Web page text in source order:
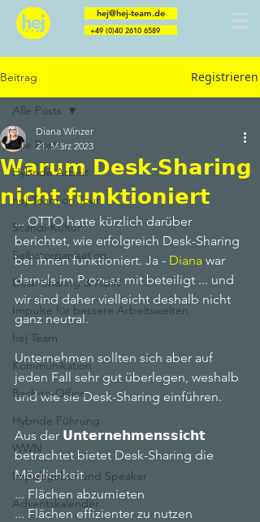
hej@hej-team.de
+49 (0)40 2610 6589
Berater | Trainer | Coaches | Speaker | Menschen
Beitrag Registrieren
Alle Posts
Hybride Arbeit
hej-Team on Tour
Scandi-Kultur
Selbstorganisation
Desk-Sharing & ABW
Impulse für bessere Arbeitswelten
hej Team
Kommunikation
Back-to-Office
Hybride Führung
WWN
Impulsgeber und Speaker
Adventskalender
Alle Posts
𝗪𝗮𝗿𝘂𝗺 𝗗𝗲𝘀𝗸-𝗦𝗵𝗮𝗿𝗶𝗻𝗴
𝗻𝗶𝗰𝗵𝘁 𝗳𝘂𝗻𝗸𝘁𝗶𝗼𝗻𝗶𝗲𝗿𝘁
Diana Winzer
21. März 2023
... OTTO hatte kürzlich darüber
berichtet, wie erfolgreich Desk-Sharing
bei ihnen funktioniert. Ja - Diana war
damals im Prozess mit beteiligt ... und
wir sind daher vielleicht deshalb nicht
ganz neutral.
Unternehmen sollten sich aber auf
jeden Fall sehr gut überlegen, weshalb
und wie sie Desk-Sharing einführen.
Aus der 𝗨𝗻𝘁𝗲𝗿𝗻𝗲𝗵𝗺𝗲𝗻𝘀𝘀𝗶𝗰𝗵𝘁
betrachtet bietet Desk-Sharing die
Möglichkeit
... Flächen abzumieten
... Flächen effizienter zu nutzen